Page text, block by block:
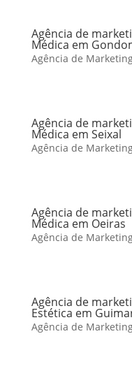
Agência de
Médica em
Agência de
Agência de
Médica em Seixal
Agência de
Agência de
Médica em Oeiras
Agência de
Agência de
Estética em
Agência de